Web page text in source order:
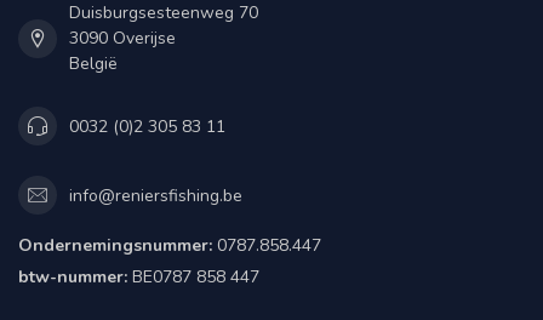
Duisburgsesteenweg 70
3090 Overijse
België
0032 (0)2 305 83 11
info@reniersfishing.be
Ondernemingsnummer: 0787.858.447
btw-nummer: BE0787 858 447